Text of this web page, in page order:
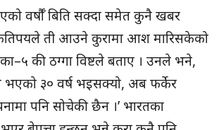
वर्षौँ बिति सक्दा समेत कुनै खबर
ती आउने कुरामा आश मारिसकेको
की ठग्गा विष्टले बताए । उनले भने,
भएको ३० वर्ष भइसक्यो, अब फर्केर
पनि सोचेकी छैन ।’ भारतका